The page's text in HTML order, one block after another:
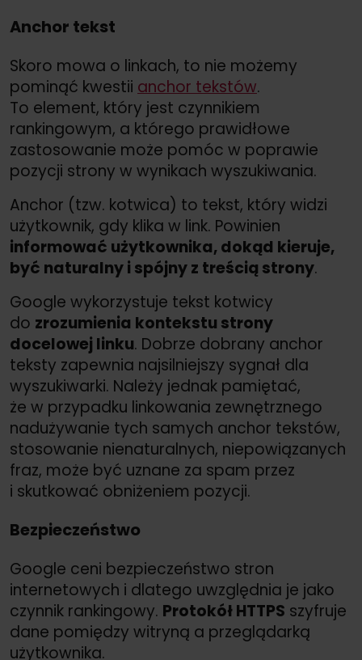
Anchor tekst
Skoro mowa o linkach, to nie możemy
pominąć kwestii anchor tekstów.
To element, który jest czynnikiem
rankingowym, a którego prawidłowe
zastosowanie może pomóc w poprawie
pozycji strony w wynikach wyszukiwania.
Anchor (tzw. kotwica) to tekst, który widzi
użytkownik, gdy klika w link. Powinien
informować użytkownika, dokąd kieruje,
być naturalny i spójny z treścią strony.
Google wykorzystuje tekst kotwicy
do zrozumienia kontekstu strony
docelowej linku. Dobrze dobrany anchor
teksty zapewnia najsilniejszy sygnał dla
wyszukiwarki. Należy jednak pamiętać,
że w przypadku linkowania zewnętrznego
nadużywanie tych samych anchor tekstów,
stosowanie nienaturalnych, niepowiązanych
fraz, może być uznane za spam przez
i skutkować obniżeniem pozycji.
Bezpieczeństwo
Google ceni bezpieczeństwo stron
internetowych i dlatego uwzględnia je jako
czynnik rankingowy. Protokół HTTPS szyfruje
dane pomiędzy witryną a przeglądarką
użytkownika.